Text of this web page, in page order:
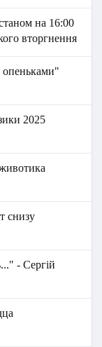
на 16:00
вторгнення
опеньками"
2025
снизу
- Сергій